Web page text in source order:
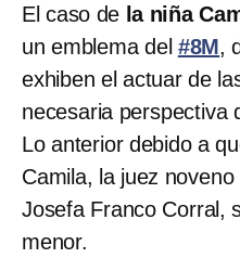
El caso de la niña
un emblema del #8M,
exhiben el actuar de
necesaria perspectiva
Lo anterior debido a
Camila, la juez
Josefa Franco Corral,
menor.